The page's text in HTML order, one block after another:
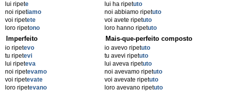
lui ripete
noi ripetiamo
voi ripetete
loro ripetono
lui ha ripetuto
noi abbiamo ripetuto
voi avete ripetuto
loro hanno ripetuto
Imperfeito
io ripetevo
tu ripetevi
lui ripeteva
noi ripetevamo
voi ripetevate
loro ripetevano
Mais-que-perfeito composto
io avevo ripetuto
tu avevi ripetuto
lui aveva ripetuto
noi avevamo ripetuto
voi avevate ripetuto
loro avevano ripetuto